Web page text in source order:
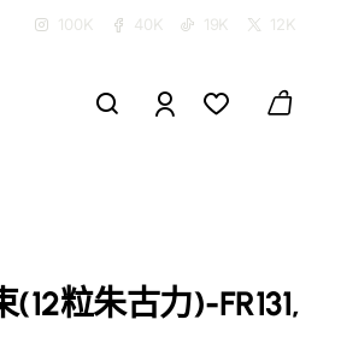
100K 40K 19K 12K
粒朱古力)-FR131,